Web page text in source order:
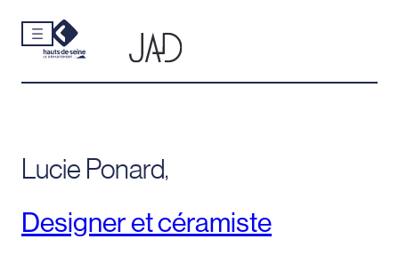
Aller
contenu
Lucie Ponard,
Designer et céramiste